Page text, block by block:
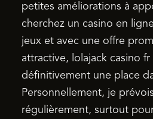
petites améliorations à
cherchez un casino en
jeux et avec une offre
attractive, lolajack casino
définitivement une place
Personnellement, je
régulièrement, surtout